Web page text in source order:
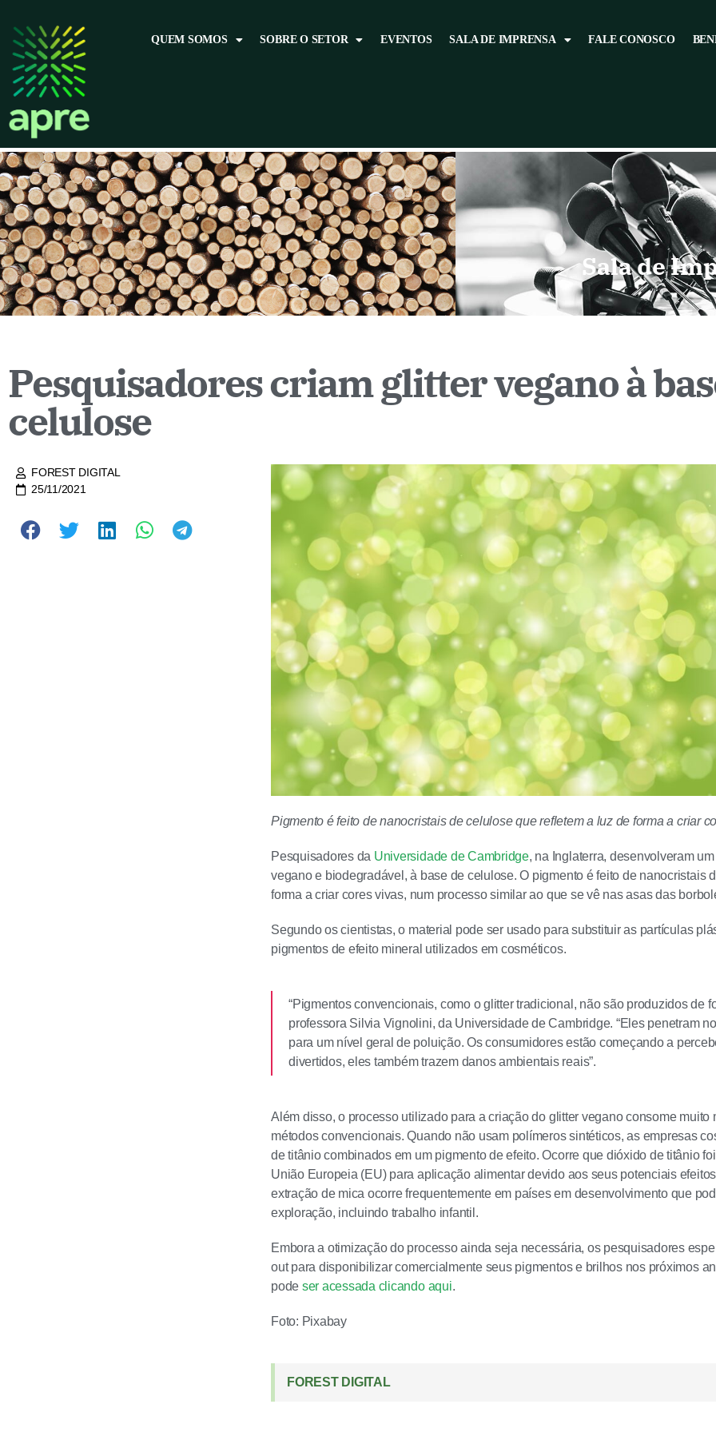
QUEM SOMOS SOBRE O SETOR EVENTOS SALA DE IMPRENSA FALE CONOSCO
Sala de
Pesquisadores criam glitter vegano à
celulose
FOREST DIGITAL
25/11/2021
Pigmento é feito de nanocristais de celulose que refletem a luz de forma a criar
Pesquisadores da Universidade de Cambridge, na Inglaterra, desenvolveram
vegano e biodegradável, à base de celulose. O pigmento é feito de nanocristais
forma a criar cores vivas, num processo similar ao que se vê nas asas das
Segundo os cientistas, o material pode ser usado para substituir as partículas
pigmentos de efeito mineral utilizados em cosméticos.
“Pigmentos convencionais, como o glitter tradicional, não são produzidos de
professora Silvia Vignolini, da Universidade de Cambridge. “Eles penetram
para um nível geral de poluição. Os consumidores estão começando a
divertidos, eles também trazem danos ambientais reais”.
Além disso, o processo utilizado para a criação do glitter vegano consome muito
métodos convencionais. Quando não usam polímeros sintéticos, as empresas
de titânio combinados em um pigmento de efeito. Ocorre que dióxido de titânio
União Europeia (EU) para aplicação alimentar devido aos seus potenciais
extração de mica ocorre frequentemente em países em desenvolvimento que
exploração, incluindo trabalho infantil.
Embora a otimização do processo ainda seja necessária, os pesquisadores
out para disponibilizar comercialmente seus pigmentos e brilhos nos próximos
pode ser acessada clicando aqui.
Foto: Pixabay
FOREST DIGITAL